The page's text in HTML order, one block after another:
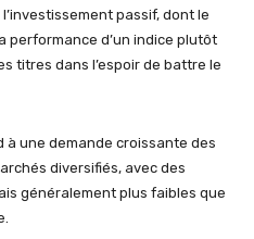
passif, dont le
performance d’un indice plutôt
titres dans l’espoir de battre le
à une demande croissante des
diversifiés, avec des
généralement plus faibles que